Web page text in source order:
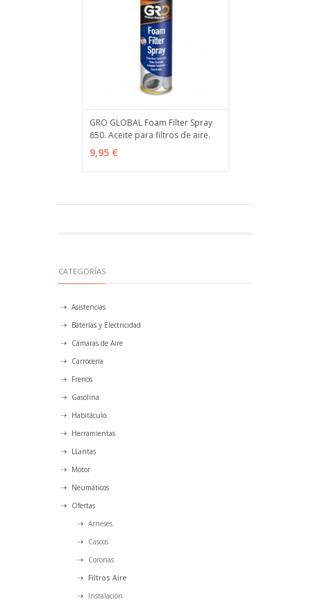
VER OPCIONES MÁS INFO
GRO GLOBAL Foam Filter Spray
650. Aceite para filtros de aire.
9,95 €
CATEGORÍAS
Asistencias
Baterías y Electricidad
Cámaras de Aire
Carrocería
Frenos
Gasolina
Habitáculo
Herramientas
LLantas
Motor
Neumáticos
Ofertas
Arneses
Cascos
Coronas
Filtros Aire
Instalación